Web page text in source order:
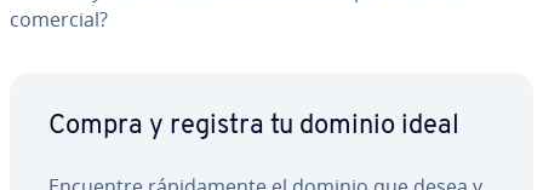
comercial?
Compra y registra tu dominio ideal